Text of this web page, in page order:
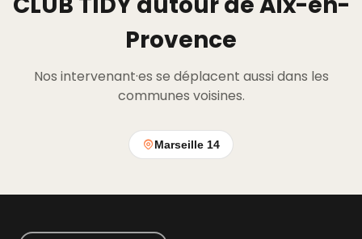
Provence
Nos intervenant·es se déplacent aussi dans les
communes voisines.
Marseille 14